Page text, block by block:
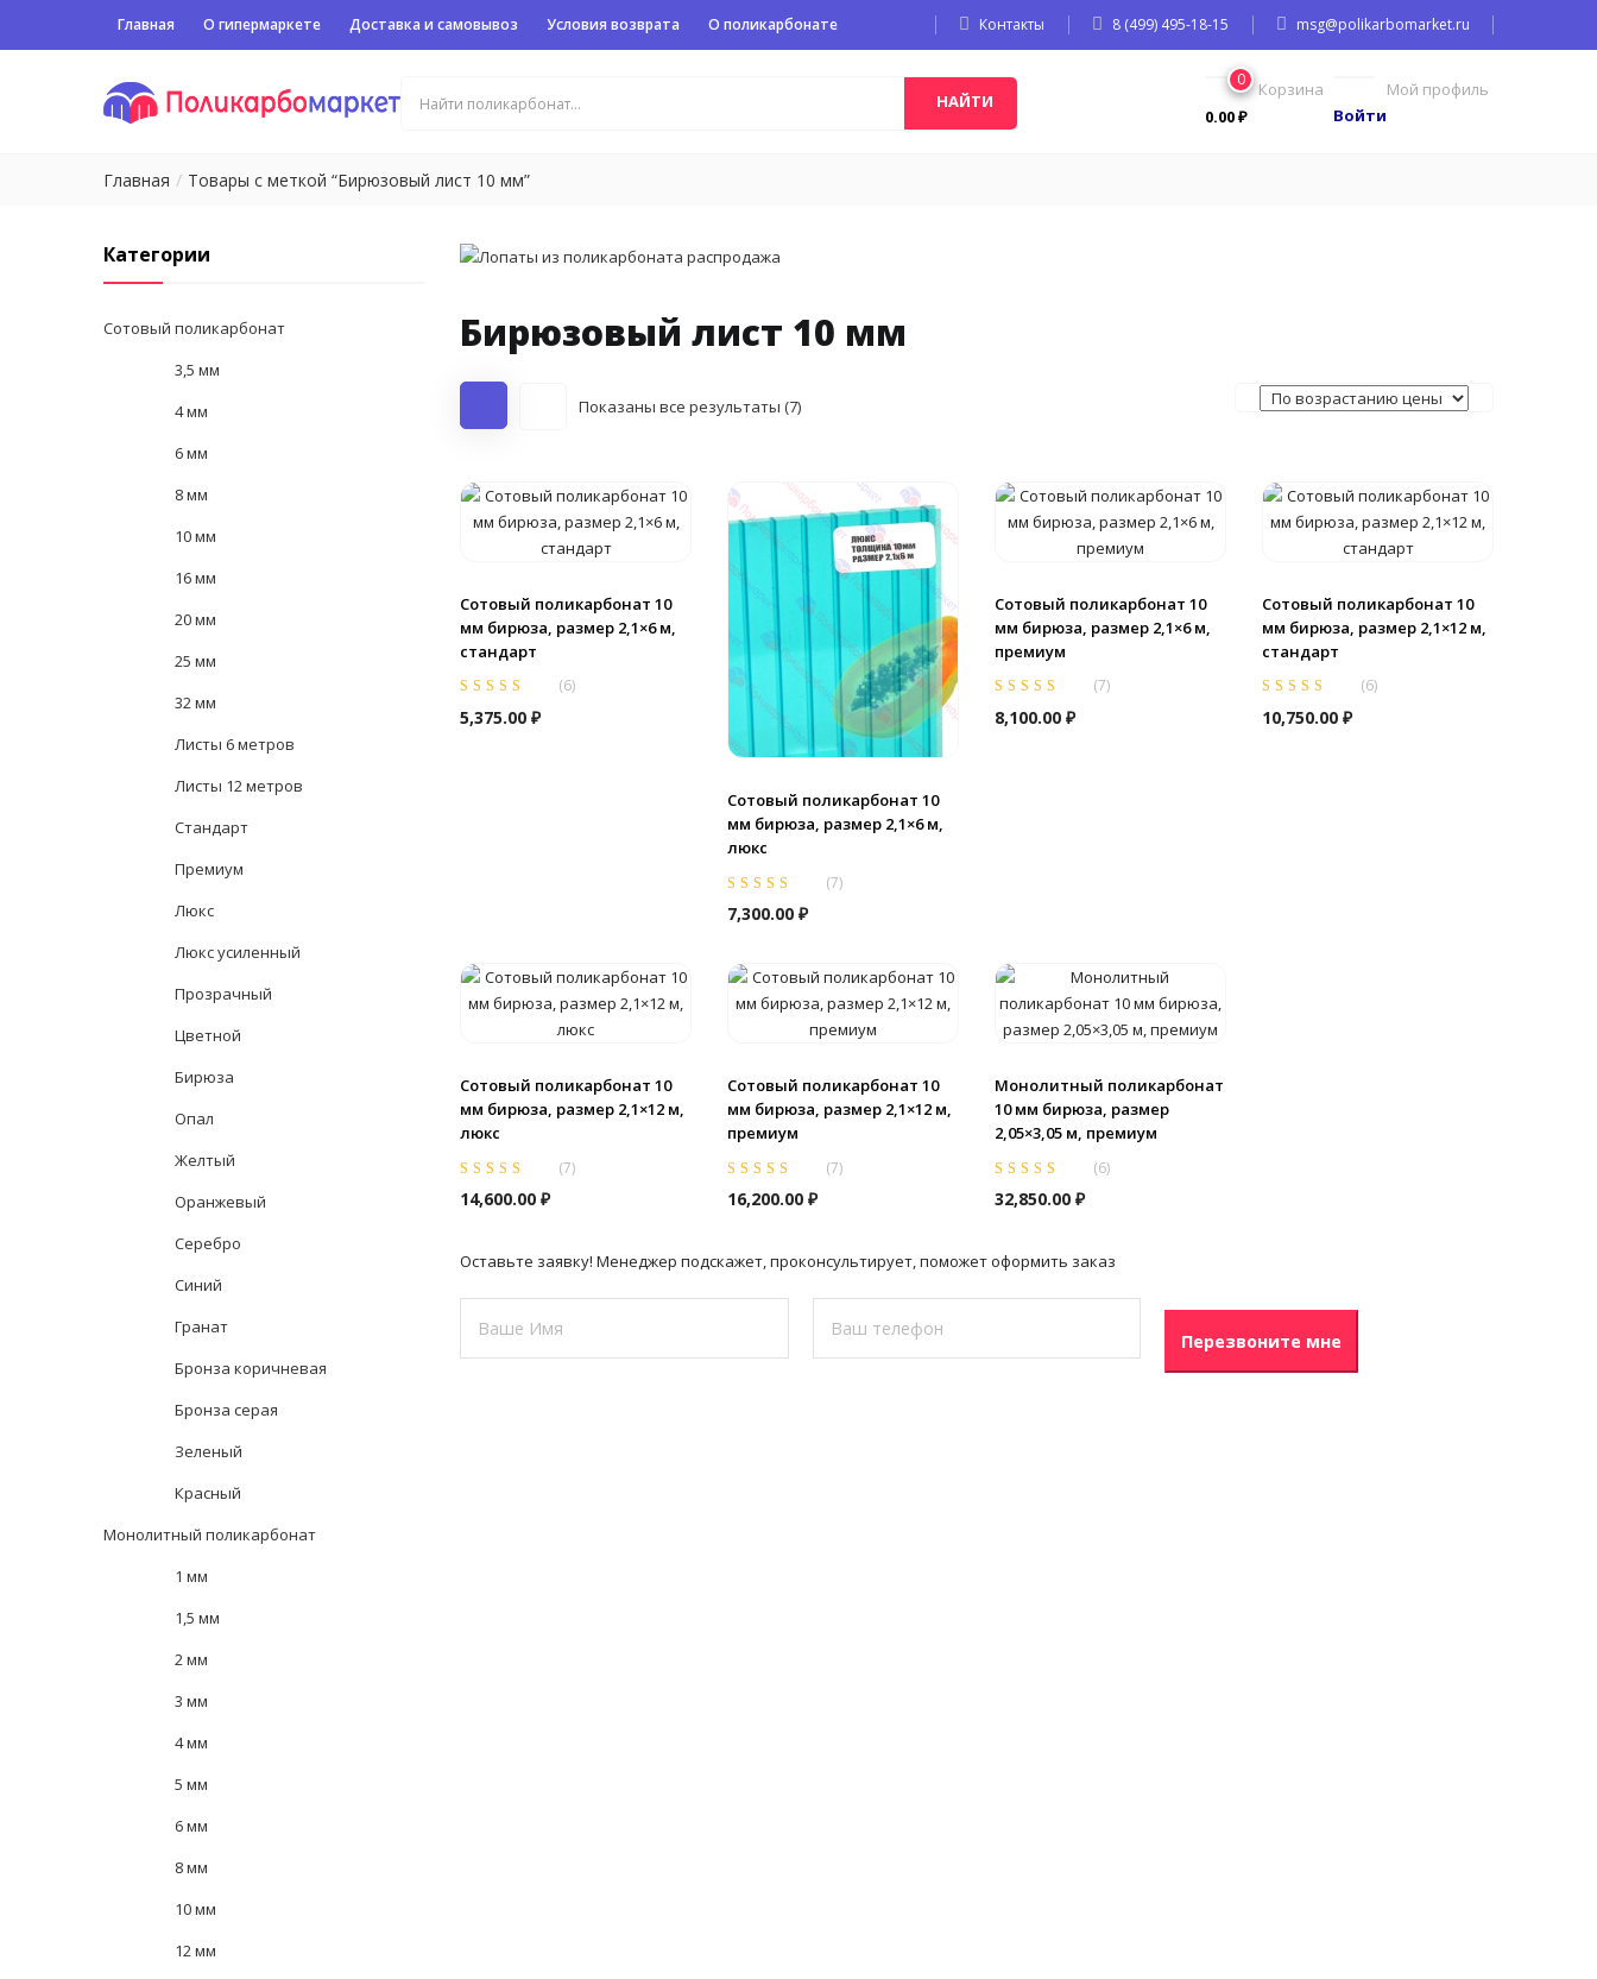
Главная О гипермаркете Доставка и самовывоз Условия возврата О поликарбонате Контакты 8 (499) 495-18-15 msg@polikarbomarket.ru
НАЙТИ
Мой профиль
Войти
0
Корзина
0.00₽
Главная Товары с меткой “Бирюзовый лист 10 мм”
Бирюзовый лист 10 мм
Показаны все результаты (7)Цены:
возрастанию
Сотовый поликарбонат 10
мм бирюза, размер 2,1×6 м,
стандарт
из
5
(6)
5,375.00 ₽
Сотовый поликарбонат 10
мм бирюза, размер 2,1×6 м,
люкс
из
5
(7)
7,300.00 ₽
Сотовый поликарбонат 10
мм бирюза, размер 2,1×6 м,
премиум
из
5
(7)
8,100.00 ₽
Сотовый поликарбонат 10
мм бирюза, размер 2,1×12 м,
стандарт
из
5
(6)
10,750.00 ₽
Сотовый поликарбонат 10
мм бирюза, размер 2,1×12 м,
люкс
из
5
(7)
14,600.00 ₽
Сотовый поликарбонат 10
мм бирюза, размер 2,1×12 м,
премиум
из
5
(7)
16,200.00 ₽
Монолитный поликарбонат
10 мм бирюза, размер
2,05×3,05 м, премиум
из
5
(6)
32,850.00 ₽
Оставьте заявку! Менеджер подскажет, проконсультирует, поможет оформить заказ
Перезвоните мне
Категории
Сотовый поликарбонат
3,5 мм
4 мм
6 мм
8 мм
10 мм
16 мм
20 мм
25 мм
32 мм
Листы 6 метров
Листы 12 метров
Стандарт
Премиум
Люкс
Люкс усиленный
Прозрачный
Цветной
Бирюза
Опал
Желтый
Оранжевый
Серебро
Синий
Гранат
Бронза коричневая
Бронза серая
Зеленый
Красный
Монолитный поликарбонат
1 мм
1,5 мм
2 мм
3 мм
4 мм
5 мм
6 мм
8 мм
10 мм
12 мм